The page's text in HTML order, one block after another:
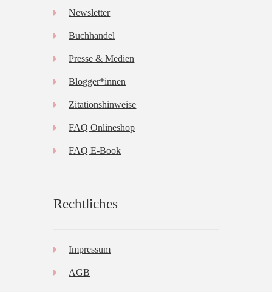
Newsletter
Buchhandel
Presse & Medien
Blogger*innen
Zitationshinweise
FAQ Onlineshop
FAQ E-Book
Rechtliches
Impressum
AGB